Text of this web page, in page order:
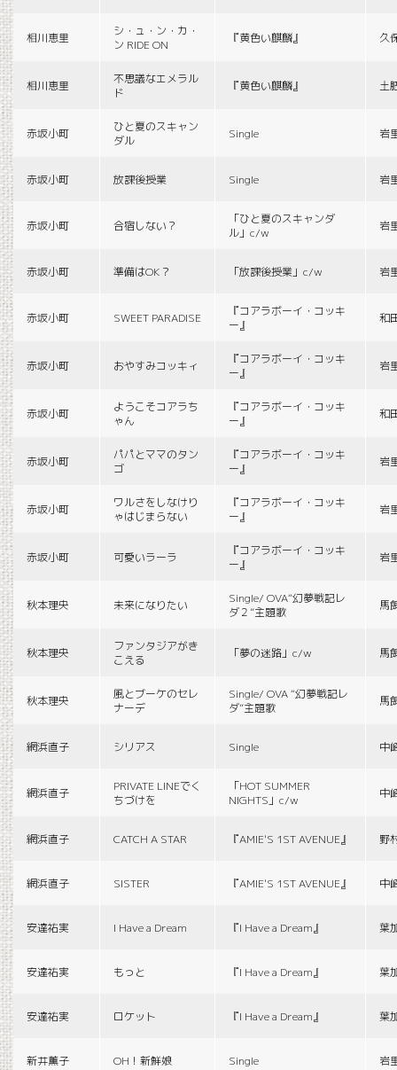
相川恵里
シ・ュ・ン・カ・
ン RIDE ON
『黄色い麒麟』 久
相川恵里
不思議なエメラル
ド
『黄色い麒麟』 土
赤坂小町
ひと夏のスキャン
ダル
Single 岩
赤坂小町 放課後授業 Single 岩
赤坂小町 合宿しない？
「ひと夏のスキャンダ
ル」c/w
岩
赤坂小町 準備はOK？ 「放課後授業」c/w 岩
赤坂小町 SWEET PARADISE
『コアラボーイ・コッキ
ー』
和
赤坂小町 おやすみコッキィ
『コアラボーイ・コッキ
ー』
岩
赤坂小町
ようこそコアラち
ゃん
『コアラボーイ・コッキ
ー』
和
赤坂小町
パパとママのタン
ゴ
『コアラボーイ・コッキ
ー』
岩
赤坂小町
ワルさをしなけり
ゃはじまらない
『コアラボーイ・コッキ
ー』
岩
赤坂小町 可愛いラーラ
『コアラボーイ・コッキ
ー』
岩
秋本理央 未来になりたい
Single/ OVA“幻夢戦記レ
ダ２”主題歌
馬
秋本理央
ファンタジアがき
こえる
「夢の迷路」c/w 馬
秋本理央
風とブーケのセレ
ナーデ
Single/ OVA “幻夢戦記レ
ダ”主題歌
馬
網浜直子 シリアス Single 中
網浜直子
PRIVATE LINEでく
ちづけを
「HOT SUMMER
NIGHTS」c/w
中
網浜直子 CATCH A STAR 『AMIE'S 1ST AVENUE』 野
網浜直子 SISTER 『AMIE'S 1ST AVENUE』 中
安達祐実 I Have a Dream 『I Have a Dream』 葉
安達祐実 もっと 『I Have a Dream』 葉
安達祐実 ロケット 『I Have a Dream』 葉
新井薫子 OH！新鮮娘 Single 岩